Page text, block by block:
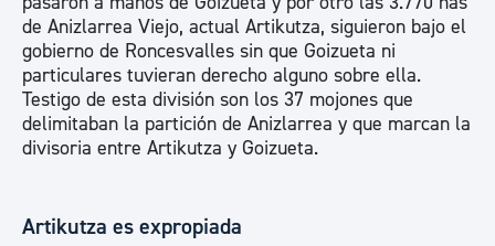
de Anizlarrea Viejo, actual Artikutza, siguieron bajo el
gobierno de Roncesvalles sin que Goizueta ni
particulares tuvieran derecho alguno sobre ella.
Testigo de esta división son los 37 mojones que
delimitaban la partición de Anizlarrea y que marcan la
divisoria entre Artikutza y Goizueta.
Artikutza es expropiada